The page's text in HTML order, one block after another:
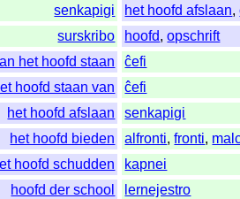
senkapigi
het hoofd afslaan,
surskribo
hoofd,opschrift
het hoofd staan
ĉefi
hoofd staan van
ĉefi
het hoofd afslaan
senkapigi
het hoofd bieden
alfronti,fronti,
hoofd schudden
kapnei
hoofd der school
lernejestro